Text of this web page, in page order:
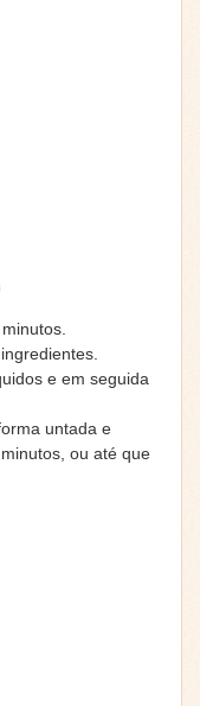
e em seguida
untada e
ou até que